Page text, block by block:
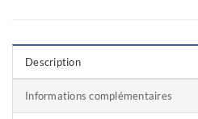
Description
Informations complémentaires